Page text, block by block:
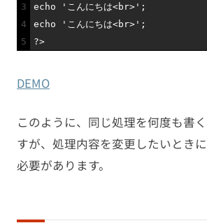
3
4
5
echo
'こんにちは<br>' ;
echo
'こんにちは<br>' ;
?>
DEMO
このように、同じ処理を何度も書
すが、処理内容を変更したいとき
必要があります。